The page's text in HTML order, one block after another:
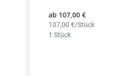
ab 107,00 €
107,00 €/Stück
1 Stück